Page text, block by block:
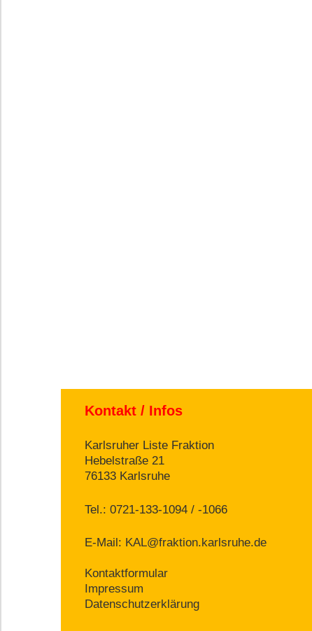
Kontakt / Infos
Karlsruher Liste Fraktion
Hebelstraße 21
76133 Karlsruhe
Tel.: 0721-133-1094 / -1066
E-Mail: KAL@fraktion.karlsruhe.de
Kontaktformular
Impressum
Datenschutzerklärung